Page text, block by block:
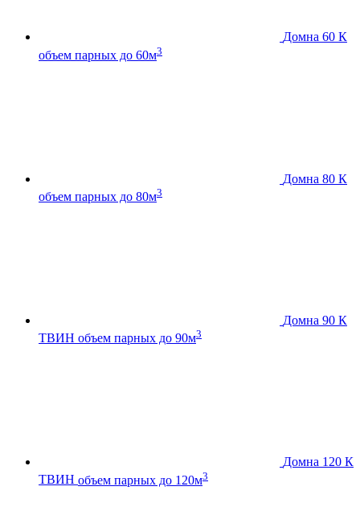
Домна 60 К
объем парных до 60м3
Домна 80 К
объем парных до 80м3
Домна 90 К
ТВИН объем парных до 90м3
Домна 120 К
ТВИН объем парных до 120м3